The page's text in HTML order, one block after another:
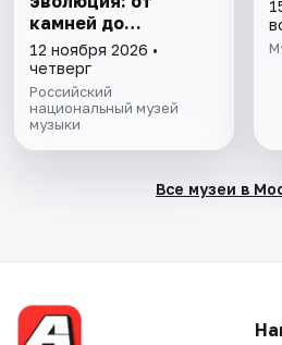
камней до
нейросети»
12 ноября 2026 •
четверг
Российский
национальный музей
музыки
Все музеи в